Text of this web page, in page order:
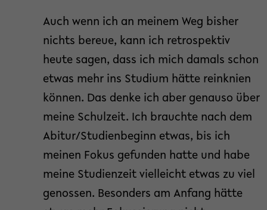
Auch wenn ich an meinem Weg bisher
nichts bereue, kann ich retrospektiv
heute sagen, dass ich mich damals schon
etwas mehr ins Studium hätte reinknien
können. Das denke ich aber genauso über
meine Schulzeit. Ich brauchte nach dem
Abitur/Studienbeginn etwas, bis ich
meinen Fokus gefunden hatte und habe
meine Studienzeit vielleicht etwas zu viel
genossen. Besonders am Anfang hätte